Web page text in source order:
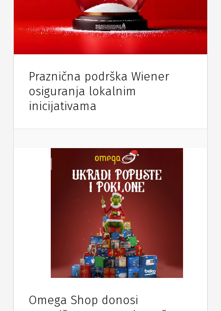
Praznična podrška Wiener
osiguranja lokalnim
inicijativama
Omega Shop donosi